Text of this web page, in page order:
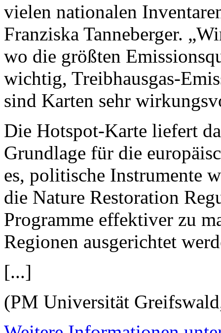
vielen nationalen
Franziska Tanneberger.
wo die größten
wichtig, Treibhausgas-
sind Karten sehr
Die Hotspot-Karte liefert
Grundlage für die
es, politische Instrumente
die Nature Restoration
Programme effektiver zu
Regionen ausgerichtet
[...]
(PM Universität